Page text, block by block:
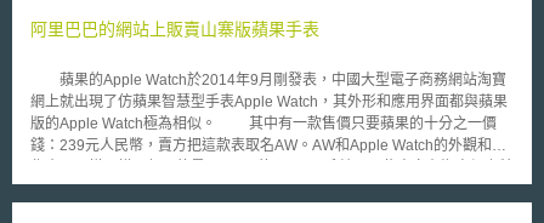
阿里巴巴的網站上販賣山寨版蘋果手表
蘋果的Apple Watch於2014年9月剛發表，中國大型電子商務網站淘寶
網上就出現了仿蘋果智慧型手表Apple Watch，其外形和應用界面都與蘋果
版的Apple Watch極為相似。 其中有一款售價只要蘋果的十分之一價
錢：239元人民幣，賣方把這款表取名AW。AW和Apple Watch的外觀和操
別強調他們出售的產品不使用蘋果公司的技術。 今(2015)年1月，中國